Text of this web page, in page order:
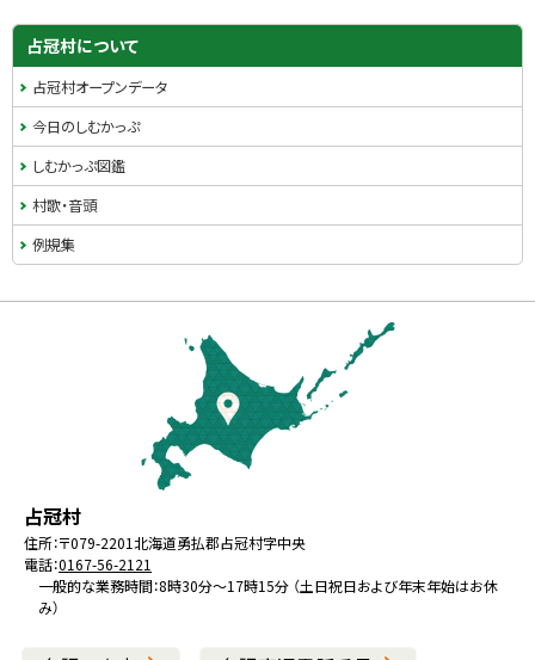
ュ
ー
占冠村について
占冠村オープンデータ
今日のしむかっぷ
しむかっぷ図鑑
村歌・音頭
例規集
北
海
道
占冠村役
場
住所：〒079-2201北海道勇払郡占冠村字中央
電話：0167-56-2121
一般的な業務時間：8時30分～17時15分 （土日祝日および年末年始はお休
み）